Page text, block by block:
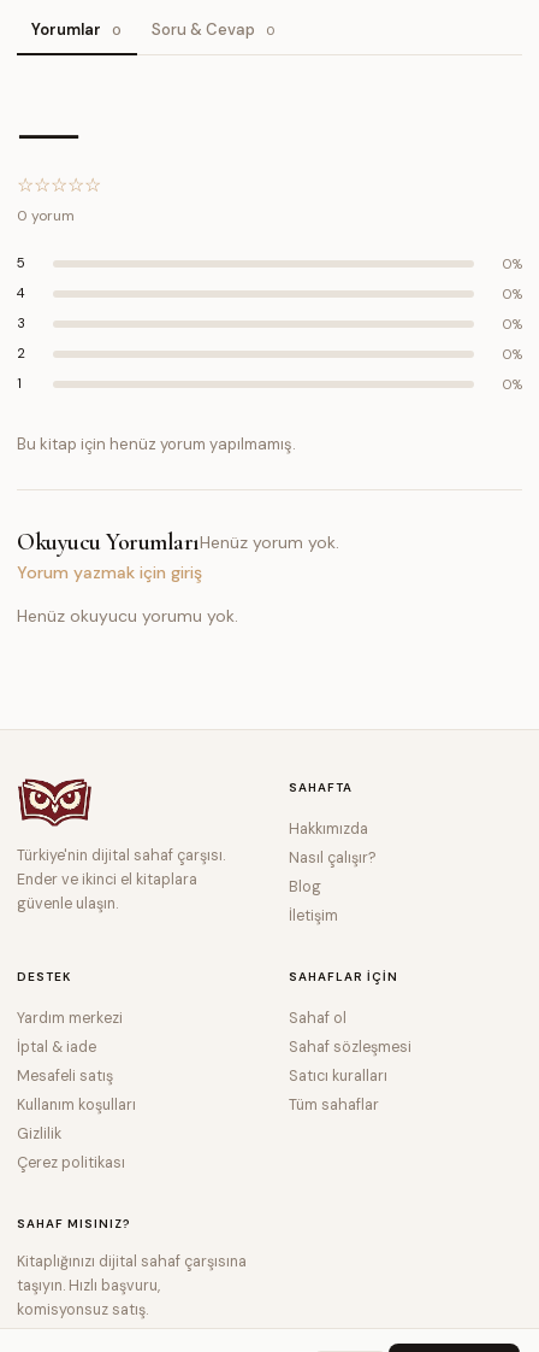
Yorumlar 0 Soru & Cevap 0
—
☆☆☆☆☆
0 yorum
5 0%
4 0%
3 0%
2 0%
1 0%
Bu kitap için henüz yorum yapılmamış.
Okuyucu YorumlarıHenüz yorum yok.
Yorum yazmak için giriş
Henüz okuyucu yorumu yok.
Türkiye'nin dijital sahaf çarşısı.
Ender ve ikinci el kitaplara
güvenle ulaşın.
SAHAFTA
Hakkımızda
Nasıl çalışır?
Blog
İletişim
DESTEK
Yardım merkezi
İptal & iade
Mesafeli satış
Kullanım koşulları
Gizlilik
Çerez politikası
SAHAFLAR IÇIN
Sahaf ol
Sahaf sözleşmesi
Satıcı kuralları
Tüm sahaflar
SAHAF MISINIZ?
Kitaplığınızı dijital sahaf çarşısına
taşıyın. Hızlı başvuru,
komisyonsuz satış.